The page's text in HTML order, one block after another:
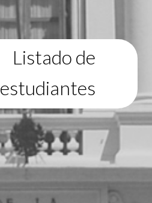
Listado de
estudiantes